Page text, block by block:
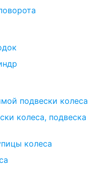
подвески колеса
колеса, подвеска
колеса